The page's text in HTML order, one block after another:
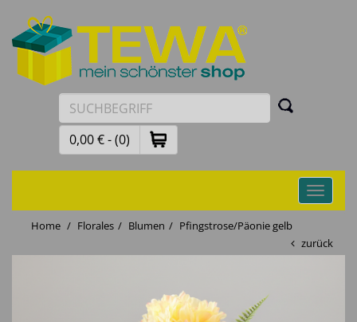
0,00 € - (0)
Toggle
Home
Florales Blumen
Pfingstrose/Päonie gelb
zurück